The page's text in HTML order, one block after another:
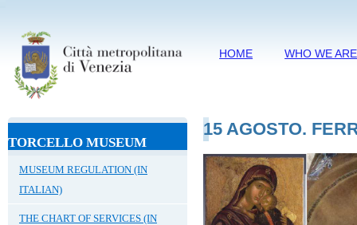
HOME WHO WE ARE
TORCELLO MUSEUM
MUSEUM REGULATION (IN
ITALIAN)
THE CHART OF SERVICES (IN
15 AGOSTO.